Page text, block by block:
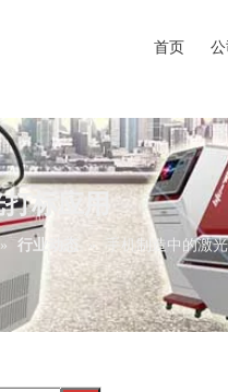
首页
标应用
» 行业动态 » 手机制造中的激